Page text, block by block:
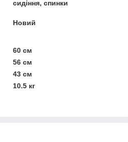
сидіння, спинки
Новий
60 см
56 см
43 см
10.5 кг